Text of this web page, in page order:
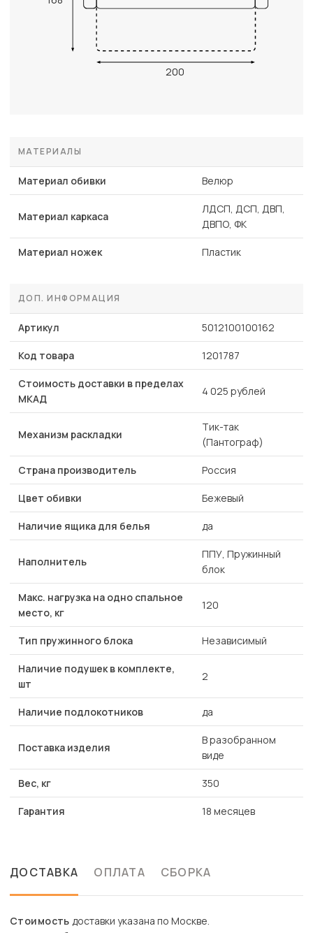
200
МАТЕРИАЛЫ
Материал обивки Велюр
Материал каркаса
ЛДСП, ДСП, ДВП,
ДВПО, ФК
Материал ножек Пластик
ДОП. ИНФОРМАЦИЯ
Артикул 5012100100162
Код товара 1201787
Стоимость доставки в пределах
МКАД
4 025 рублей
Механизм раскладки
Тик-так
(Пантограф)
Страна производитель Россия
Цвет обивки Бежевый
Наличие ящика для белья да
Наполнитель
ППУ, Пружинный
блок
Макс. нагрузка на одно спальное
место, кг
120
Тип пружинного блока Независимый
Наличие подушек в комплекте,
шт
2
Наличие подлокотников да
Поставка изделия
В разобранном
виде
Вес, кг 350
Гарантия 18 месяцев
ДОСТАВКА ОПЛАТА СБОРКА
Стоимость доставки указана по Москве.